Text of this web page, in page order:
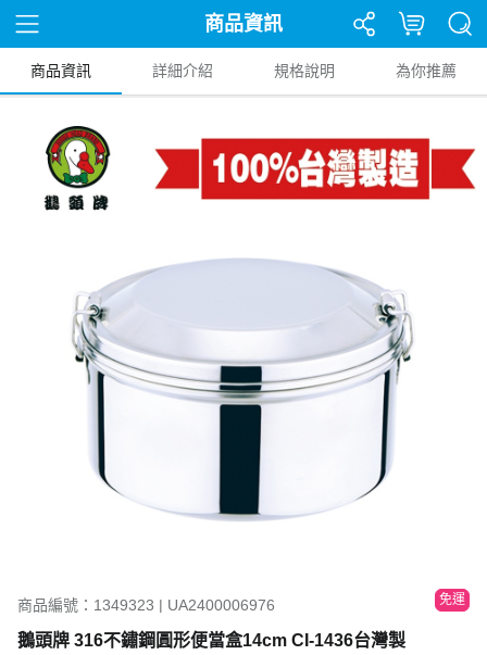
商品資訊
商品資訊 詳細介紹 規格說明 為你推薦
商品編號：1349323 | UA2400006976 免運
鵝頭牌 316不鏽鋼圓形便當盒14cm CI-1436台灣製